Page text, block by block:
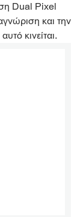
Dual Pixel
και την
κινείται.